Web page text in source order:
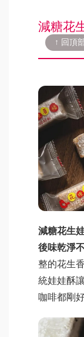
減糖花
↑ 回頂
減糖花生
後味乾淨
整的花生
統娃娃酥
咖啡都剛好